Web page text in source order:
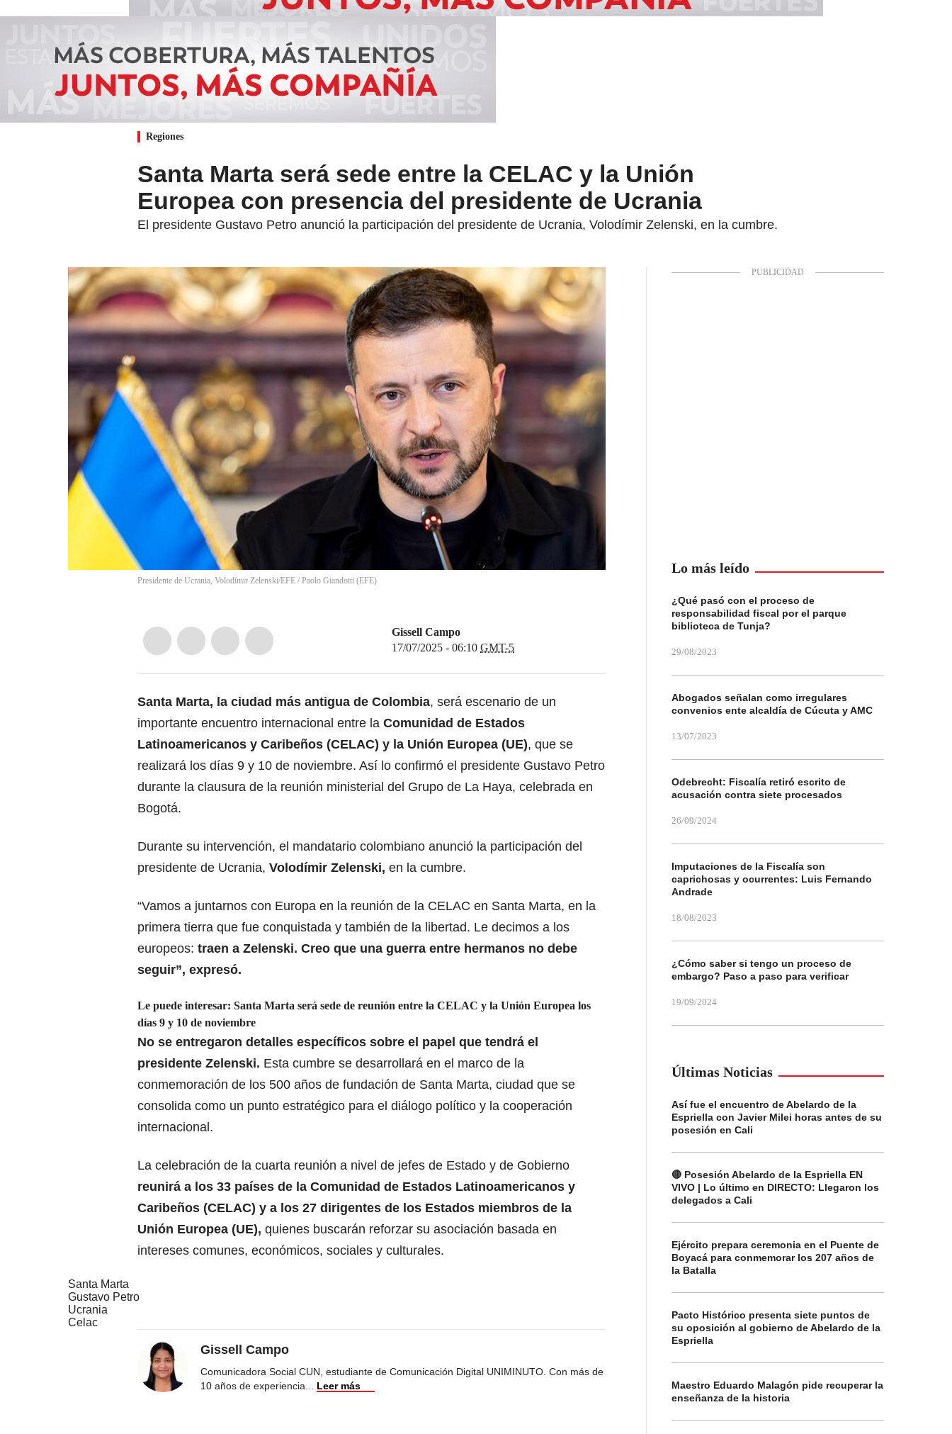
Regiones
Santa Marta será sede entre la CELAC y la Unión
Europea con presencia del presidente de Ucrania
El presidente Gustavo Petro anunció la participación del presidente de Ucrania, Volodímir Zelenski, en la cumbre.
Presidente de Ucrania, Volodímir Zelenski/EFE / Paolo Giandotti (EFE)
Gissell Campo
17/07/2025 - 06:10 GMT-5
Santa Marta, la ciudad más antigua de Colombia, será escenario de un
importante encuentro internacional entre la Comunidad de Estados
Latinoamericanos y Caribeños (CELAC) y la Unión Europea (UE), que se
realizará los días 9 y 10 de noviembre. Así lo confirmó el presidente Gustavo Petro
durante la clausura de la reunión ministerial del Grupo de La Haya, celebrada en
Bogotá.
Durante su intervención, el mandatario colombiano anunció la participación del
presidente de Ucrania, Volodímir Zelenski, en la cumbre.
“Vamos a juntarnos con Europa en la reunión de la CELAC en Santa Marta, en la
primera tierra que fue conquistada y también de la libertad. Le decimos a los
europeos: traen a Zelenski. Creo que una guerra entre hermanos no debe
seguir”, expresó.
Le puede interesar: Santa Marta será sede de reunión entre la CELAC y la Unión Europea los
días 9 y 10 de noviembre
No se entregaron detalles específicos sobre el papel que tendrá el
presidente Zelenski. Esta cumbre se desarrollará en el marco de la
conmemoración de los 500 años de fundación de Santa Marta, ciudad que se
consolida como un punto estratégico para el diálogo político y la cooperación
internacional.
La celebración de la cuarta reunión a nivel de jefes de Estado y de Gobierno
reunirá a los 33 países de la Comunidad de Estados Latinoamericanos y
Caribeños (CELAC) y a los 27 dirigentes de los Estados miembros de la
Unión Europea (UE), quienes buscarán reforzar su asociación basada en
intereses comunes, económicos, sociales y culturales.
Santa Marta
Gustavo Petro
Ucrania
Celac
Gissell Campo
Comunicadora Social CUN, estudiante de Comunicación Digital UNIMINUTO. Con más de
10 años de experiencia
Leer más
Lo más leído
¿Qué pasó con el proceso de
responsabilidad fiscal por el parque
biblioteca de Tunja?
29/08/2023
Abogados señalan como irregulares
convenios ente alcaldía de Cúcuta y AMC
13/07/2023
Odebrecht: Fiscalía retiró escrito de
acusación contra siete procesados
26/09/2024
Imputaciones de la Fiscalía son
caprichosas y ocurrentes: Luis Fernando
Andrade
18/08/2023
¿Cómo saber si tengo un proceso de
embargo? Paso a paso para verificar
19/09/2024
Últimas Noticias
Así fue el encuentro de Abelardo de la
Espriella con Javier Milei horas antes de su
posesión en Cali
🔴 Posesión Abelardo de la Espriella EN
VIVO | Lo último en DIRECTO: Llegaron los
delegados a Cali
Ejército prepara ceremonia en el Puente de
Boyacá para conmemorar los 207 años de
la Batalla
Pacto Histórico presenta siete puntos de
su oposición al gobierno de Abelardo de la
Espriella
Maestro Eduardo Malagón pide recuperar la
enseñanza de la historia